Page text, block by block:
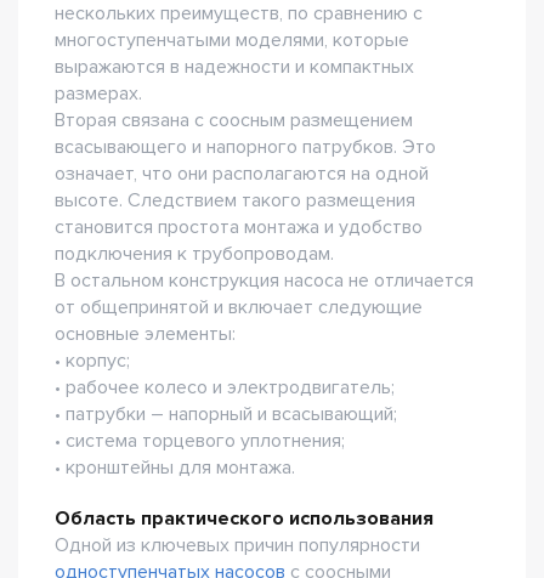
нескольких преимуществ, по сравнению с
многоступенчатыми моделями, которые
выражаются в надежности и компактных
размерах.
Вторая связана с соосным размещением
всасывающего и напорного патрубков. Это
означает, что они располагаются на одной
высоте. Следствием такого размещения
становится простота монтажа и удобство
подключения к трубопроводам.
В остальном конструкция насоса не отличается
от общепринятой и включает следующие
основные элементы:
• корпус;
• рабочее колесо и электродвигатель;
• патрубки – напорный и всасывающий;
• система торцевого уплотнения;
• кронштейны для монтажа.
Область практического использования
Одной из ключевых причин популярности
одноступенчатых насосов с соосными